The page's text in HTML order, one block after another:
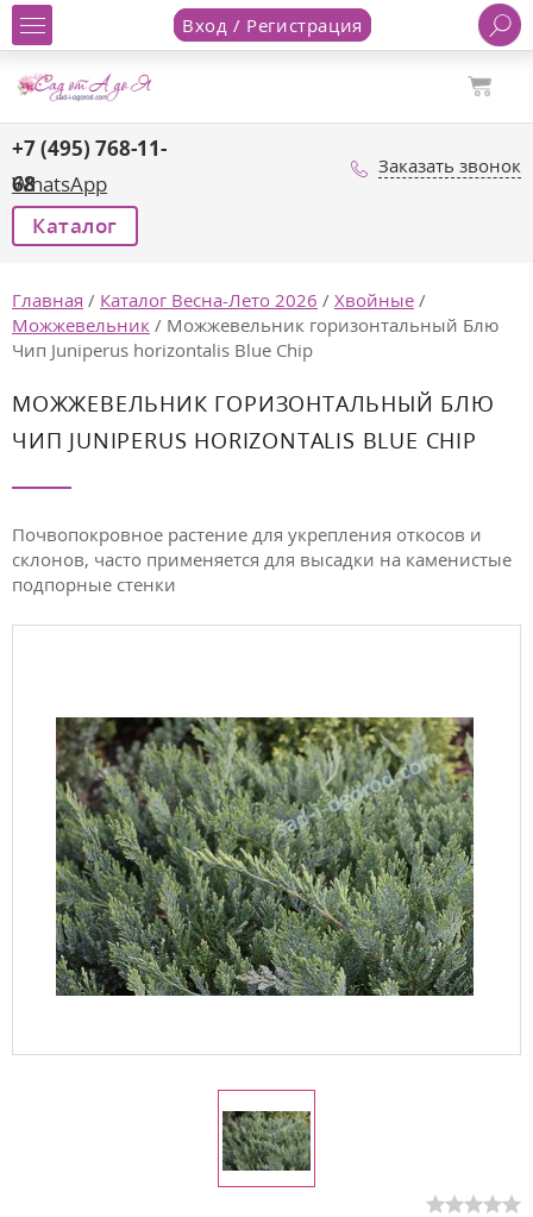
Вход / Регистрация
+7 (495) 768-11-
68
WhatsApp
Заказать звонок
Каталог
Главная / Каталог Весна-Лето 2026 / Хвойные /
Можжевельник / Можжевельник горизонтальный Блю
Чип Juniperus horizontalis Blue Chip
МОЖЖЕВЕЛЬНИК ГОРИЗОНТАЛЬНЫЙ БЛЮ
ЧИП JUNIPERUS HORIZONTALIS BLUE CHIP
Почвопокровное растение для укрепления откосов и
склонов, часто применяется для высадки на каменистые
подпорные стенки